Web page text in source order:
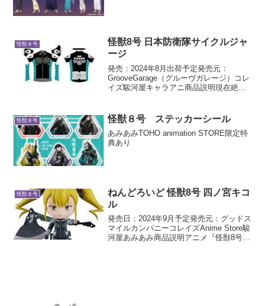
怪獣８号
怪獣8号 日本防衛隊サイクルジャ
ージ
発売：2024年8月出荷予定発売元：
GrooveGarage（グルーヴガレージ）コレ
イズ駿河屋キャラアニ商品説明現在絶賛
た。日本防衛隊の戦闘スーツをモチーフ
にしたオリジ...
怪獣８号 怪獣８号 ステッカーシール
あみあみTOHO animation STORE限定特
典あり
怪獣８号
ねんどろいど 怪獣8号 四ノ宮キコ
ル
発売日：2024年9月予定発売元：グッドス
マイルカンパニーコレイズAnime Store駿
河屋あみあみ商品説明アニメ『怪獣8号』